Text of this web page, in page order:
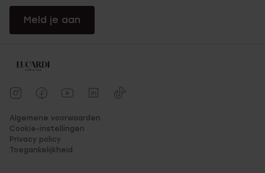
Meld je aan
Algemene voorwaarden
Cookie-instellingen
Privacy policy
Toegankelijkheid